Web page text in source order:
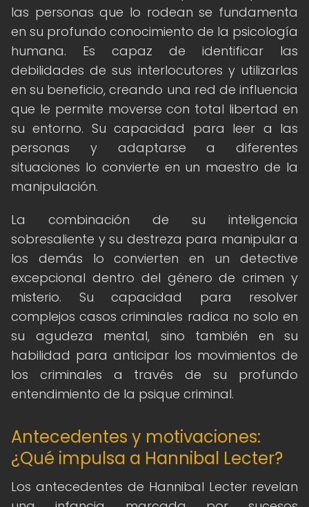
las personas que lo rodean se fundamenta
en su profundo conocimiento de la psicología
humana. Es capaz de identificar las
debilidades de sus interlocutores y utilizarlas
en su beneficio, creando una red de influencia
que le permite moverse con total libertad en
su entorno. Su capacidad para leer a las
personas y adaptarse a diferentes
situaciones lo convierte en un maestro de la
manipulación.
La combinación de su inteligencia
sobresaliente y su destreza para manipular a
los demás lo convierten en un detective
excepcional dentro del género de crimen y
misterio. Su capacidad para resolver
complejos casos criminales radica no solo en
su agudeza mental, sino también en su
habilidad para anticipar los movimientos de
los criminales a través de su profundo
entendimiento de la psique criminal.
Antecedentes y motivaciones:
¿Qué impulsa a Hannibal Lecter?
Los antecedentes de Hannibal Lecter revelan